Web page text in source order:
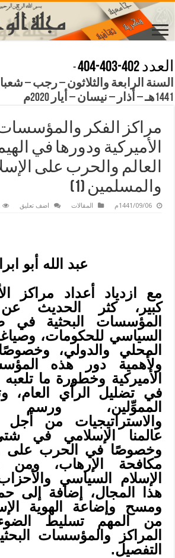
العدد 402-403-404
-
السنة الرابعة والثلاثون – رجب –
1441هـ – أذار – نيسان – أيار 2020م
مراكز الفكر والمؤسسات
الأميركية ودورها في
العالم والحرب على
والمسلمين (1)
1441/09/06م المقالات اضف تعليق
عبد الله أبو
مع ازدياد أعداد مراكز
كبير، كثر الحديث
المؤسسات البحثية في
السياسي للحكومات،
المحلي والدولي،
ولأهمية دور هذه
الأميركية وخطورة ما
في تضليل الرأي العام،
المموِّلين، ورسم
والاستراتيجيات من أجل
عالمنا الإسلامي في
وخصوصًا في الحرب على
مكافحة الإرهاب، ومن
الإسلام السياسي
هذا المجال، إضافة إلى
ومسح وإضاعة الهوية
من المهم تسليط
المراكز والمؤسسات
التفصيل.